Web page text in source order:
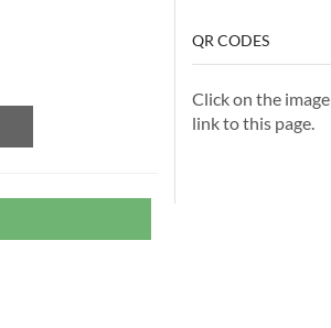
QR CODES
Click on the
link to this page.